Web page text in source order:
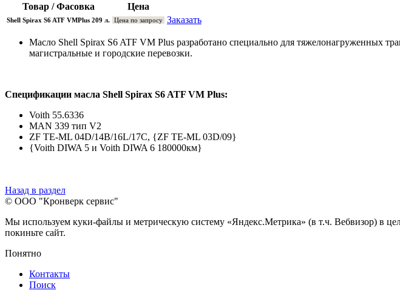
Товар / Фасовка Цена
Shell Spirax S6 ATF VMPlus 209 л. Цена по запросу Заказать
Масло Shell Spirax S6 ATF VM Plus разработано специально для тяжелонагруженных
магистральные и городские перевозки.
Спецификации масла Shell Spirax S6 ATF VM Plus:
Voith 55.6336
MAN 339 тип V2
ZF TE-ML 04D/14B/16L/17C, {ZF TE-ML 03D/09}
{Voith DIWA 5 и Voith DIWA 6 180000км}
Назад в раздел
© ООО "Кронверк сервис"
Мы используем куки-файлы и метрическую систему «Яндекс.Метрика» (в т.ч. Вебвизор) в
покиньте сайт.
Понятно
Контакты
Поиск